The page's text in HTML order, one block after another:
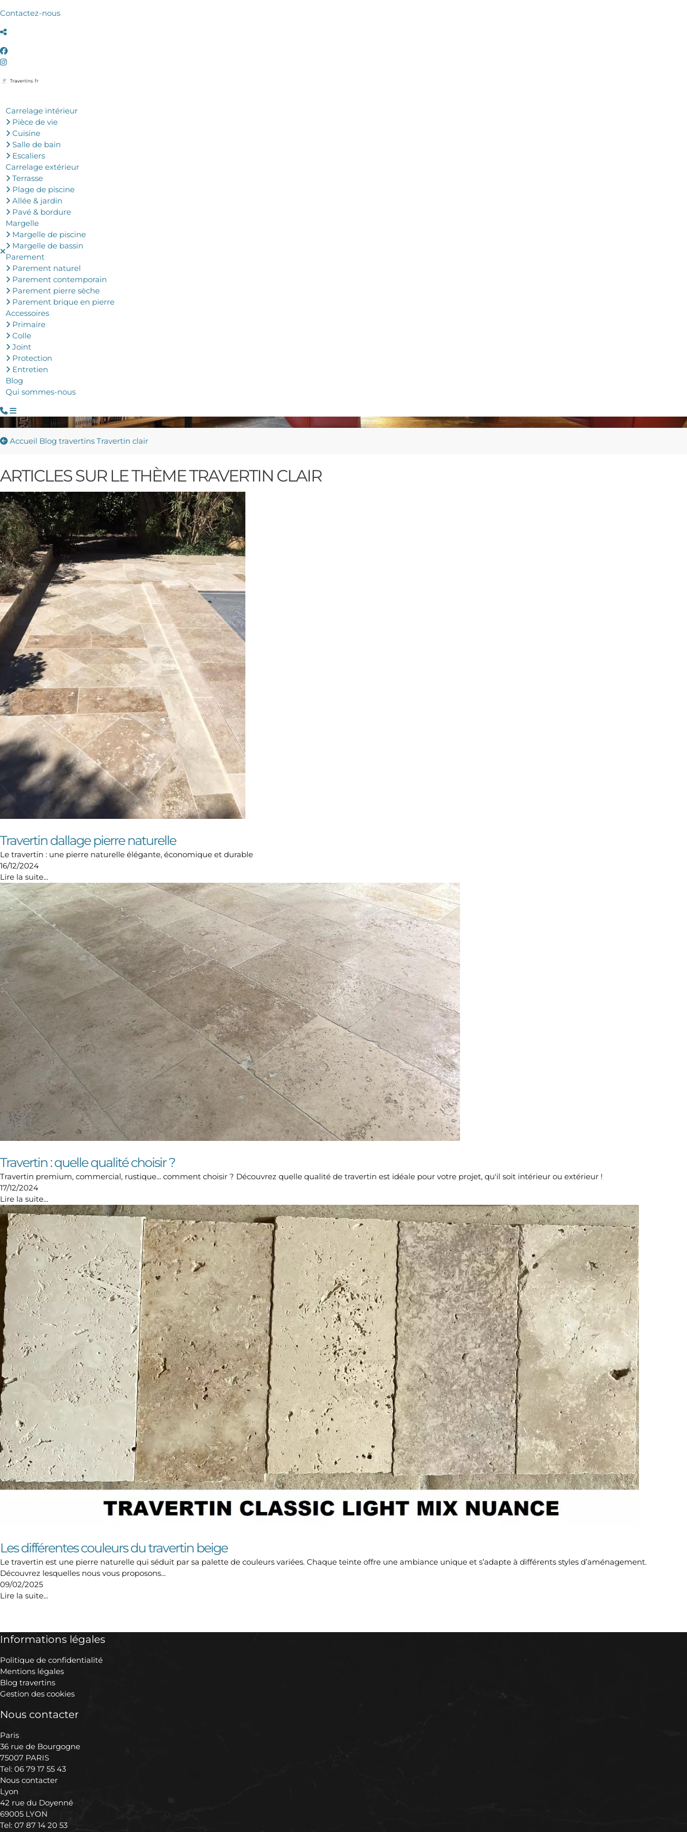
Contactez-nous
Carrelage intérieur
Pièce de vie
Cuisine
Salle de bain
Escaliers
Carrelage extérieur
Terrasse
Plage de piscine
Allée & jardin
Pavé & bordure
Margelle
Margelle de piscine
Margelle de bassin
Parement
Parement naturel
Parement contemporain
Parement pierre sèche
Parement brique en pierre
Accessoires
Primaire
Colle
Joint
Protection
Entretien
Blog
Qui sommes-nous
Accueil Blog travertins Travertin clair
ARTICLES SUR LE THÈMETRAVERTIN CLAIR
Travertin dallage pierre naturelle
Le travertin : une pierre naturelle élégante, économique et durable
16/12/2024
Lire la suite...
Travertin : quelle qualité choisir ?
Travertin premium, commercial, rustique... comment choisir ? Découvrez quelle qualité de travertin est idéale pour votre projet, qu'il soit intérieur ou extérieur !
17/12/2024
Lire la suite...
Les différentes couleurs du travertin beige
Le travertin est une pierre naturelle qui séduit par sa palette de couleurs variées. Chaque teinte offre une ambiance unique et s’adapte à différents styles d’aménagement.
Découvrez lesquelles nous vous proposons...
09/02/2025
Lire la suite...
Informations légales
Politique de confidentialité
Mentions légales
Blog travertins
Gestion des cookies
Nous contacter
Paris
36 rue de Bourgogne
75007 PARIS
Tel: 06 79 17 55 43
Nous contacter
Lyon
42 rue du Doyenné
69005 LYON
Tel: 07 87 14 20 53